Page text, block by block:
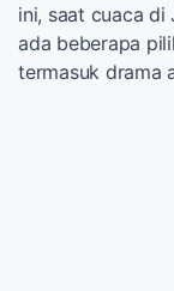
ini, saat cuaca di
ada beberapa
termasuk drama